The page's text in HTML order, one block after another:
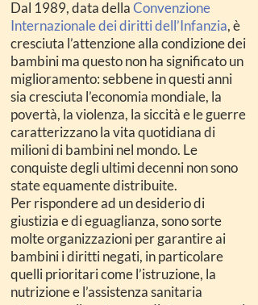
Dal 1989, data dellaConvenzione
Internazionale dei diritti dell’Infanzia, è
cresciuta l’attenzione alla condizione dei
bambini ma questo non ha significato un
miglioramento: sebbene in questi anni
sia cresciuta l’economia mondiale, la
povertà, la violenza, la siccità e le guerre
caratterizzano la vita quotidiana di
milioni di bambini nel mondo. Le
conquiste degli ultimi decenni non sono
state equamente distribuite.
Per rispondere ad un desiderio di
giustizia e di eguaglianza, sono sorte
molte organizzazioni per garantire ai
bambini i diritti negati, in particolare
quelli prioritari come l’istruzione, la
nutrizione e l’assistenza sanitaria